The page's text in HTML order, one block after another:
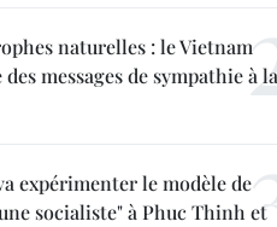
naturelles : le Vietnam
des messages de sympathie à la
expérimenter le modèle de
socialiste" à Phuc Thinh et